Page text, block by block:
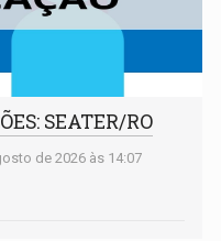
SEATER/RO
de 2026 às 14:07